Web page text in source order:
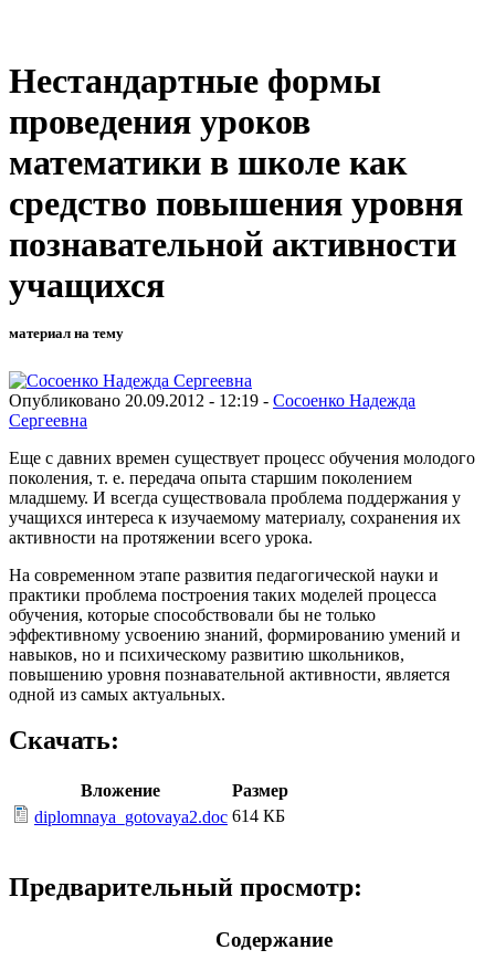
Нестандартные формы
проведения уроков
математики в школе как
средство повышения уровня
познавательной активности
учащихся
материал на тему
Опубликовано 20.09.2012 - 12:19 - Сосоенко Надежда
Сергеевна
Еще с давних времен существует процесс обучения молодого
поколения, т. е. передача опыта старшим поколением
младшему. И всегда существовала проблема поддержания у
учащихся интереса к изучаемому материалу, сохранения их
активности на протяжении всего урока.
На современном этапе развития педагогической науки и
практики проблема построения таких моделей процесса
обучения, которые способствовали бы не только
эффективному усвоению знаний, формированию умений и
навыков, но и психическому развитию школьников,
повышению уровня познавательной активности, является
одной из самых актуальных.
Скачать:
Вложение
Размер
diplomnaya_gotovaya2.doc 614 КБ
Предварительный просмотр:
Содержание